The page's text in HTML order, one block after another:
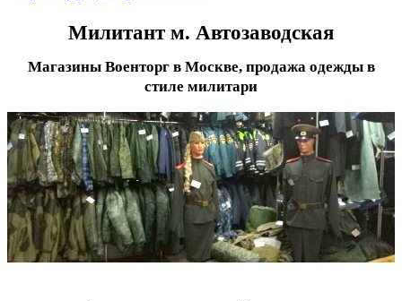
Милитант м. Автозаводская
Магазины Военторг в Москве, продажа одежды в
стиле милитари